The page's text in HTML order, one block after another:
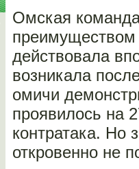
Омская
преимуществом
действовала
возникала
омичи
проявилось на
контратака. Но
откровенно не